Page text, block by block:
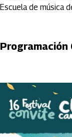
Escuela de música
Programación